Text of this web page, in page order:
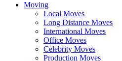
Moving
Local Moves
Long Distance Moves
International Moves
Office Moves
Celebrity Moves
Production Moves